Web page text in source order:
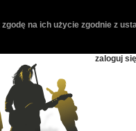
na ich użycie zgodnie z
zaloguj się